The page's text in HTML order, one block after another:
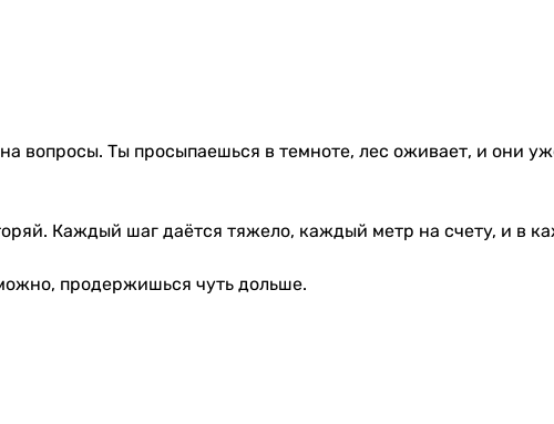
вопросы. Ты просыпаешься в темноте, лес оживает, и они
Каждый шаг даётся тяжело, каждый метр на счету, и в
продержишься чуть дольше.